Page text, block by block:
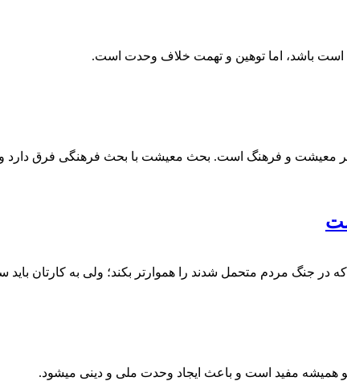
است باشد، اما توهین و تهمت خلاف وحدت است.
بر سر معیشت و فرهنگ است. بحث معیشت با بحث فرهنگی فرق
جنگ مردم متحمل شدند را هموارتر بکند؛ ولی به کارتان
مفید است و باعث ایجاد وحدت ملی و دینی میشود.